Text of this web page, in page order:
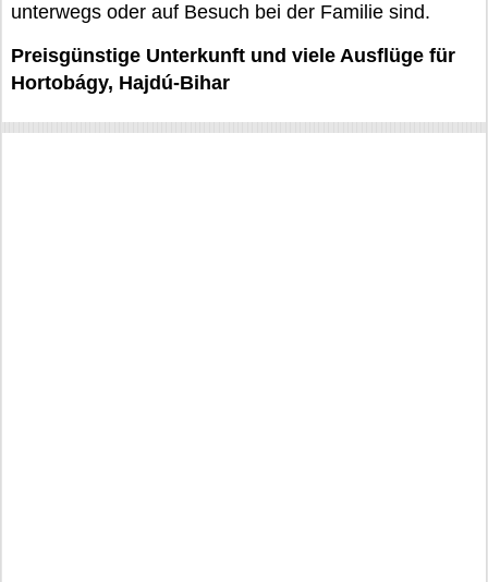
unterwegs oder auf Besuch bei der Familie sind.
Preisgünstige Unterkunft und viele Ausflüge für
Hortobágy, Hajdú-Bihar